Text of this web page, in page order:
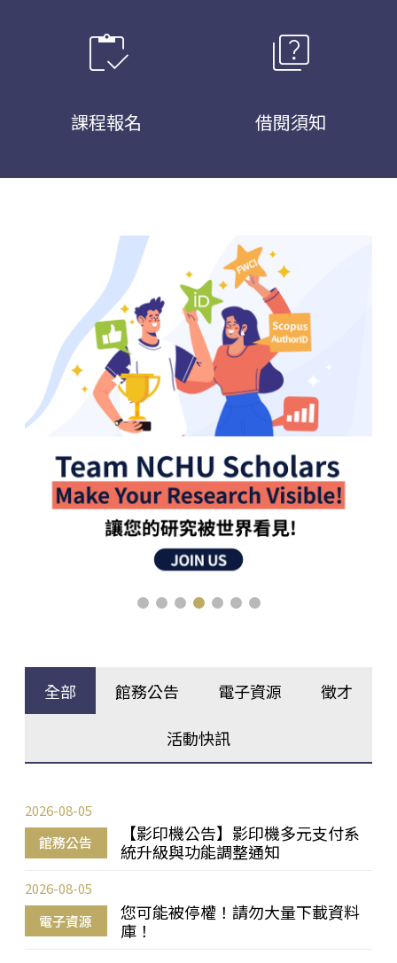
inventory
課程報名
quiz
借閱須知
全部 館務公告 電子資源 徵才
活動快訊
館務公告
【影印機公告】影印機多元支付系
統升級與功能調整通知
2026-08-05
電子資源
您可能被停權！請勿大量下載資料
庫！
2026-08-05